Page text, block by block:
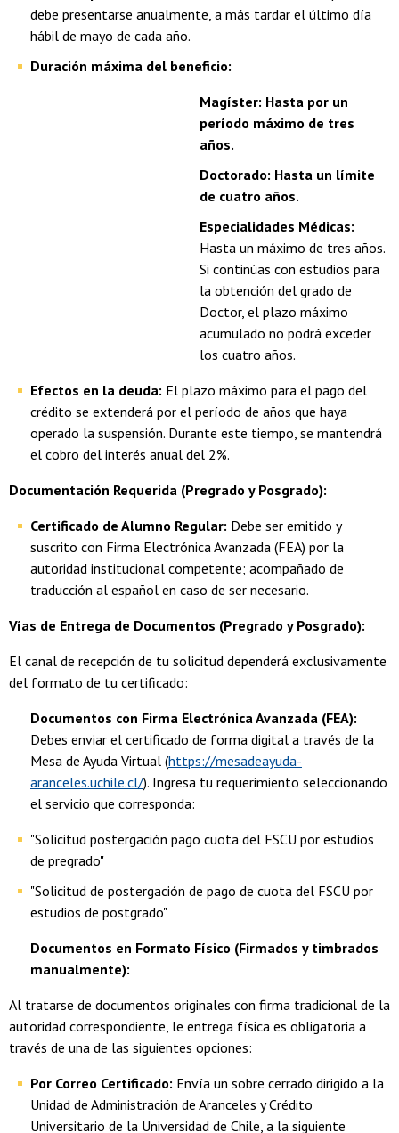
debe presentarse anualmente, a más tardar el último día
hábil de mayo de cada año.
Duración máxima del beneficio:
Magíster: Hasta por un
período máximo de tres
años.
Doctorado: Hasta un límite
de cuatro años.
Especialidades Médicas:
Hasta un máximo de tres años.
Si continúas con estudios para
la obtención del grado de
Doctor, el plazo máximo
acumulado no podrá exceder
los cuatro años.
Efectos en la deuda: El plazo máximo para el pago del
crédito se extenderá por el período de años que haya
operado la suspensión. Durante este tiempo, se mantendrá
el cobro del interés anual del 2%.
Documentación Requerida (Pregrado y Posgrado):
Certificado de Alumno Regular: Debe ser emitido y
suscrito con Firma Electrónica Avanzada (FEA) por la
autoridad institucional competente; acompañado de
traducción al español en caso de ser necesario.
Vías de Entrega de Documentos (Pregrado y Posgrado):
El canal de recepción de tu solicitud dependerá exclusivamente
del formato de tu certificado:
Documentos con Firma Electrónica Avanzada (FEA):
Debes enviar el certificado de forma digital a través de la
Mesa de Ayuda Virtual (https://mesadeayuda-
aranceles.uchile.cl/). Ingresa tu requerimiento seleccionando
el servicio que corresponda:
"Solicitud postergación pago cuota del FSCU por estudios
de pregrado"
"Solicitud de postergación de pago de cuota del FSCU por
estudios de postgrado"
Documentos en Formato Físico (Firmados y timbrados
manualmente):
Al tratarse de documentos originales con firma tradicional de la
autoridad correspondiente, le entrega física es obligatoria a
través de una de las siguientes opciones:
Por Correo Certificado: Envía un sobre cerrado dirigido a la
Unidad de Administración de Aranceles y Crédito
Universitario de la Universidad de Chile, a la siguiente